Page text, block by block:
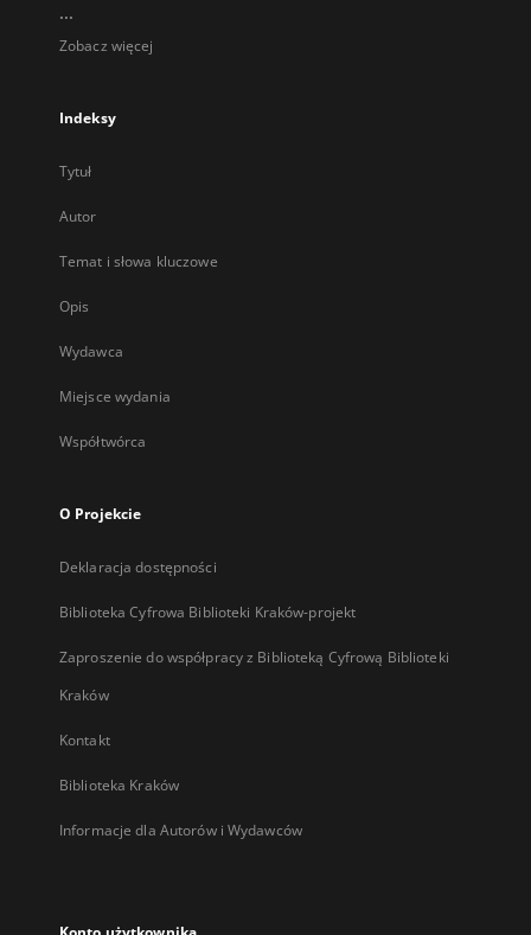
...
Zobacz więcej
Indeksy
Tytuł
Autor
Temat i słowa kluczowe
Opis
Wydawca
Miejsce wydania
Współtwórca
O Projekcie
Deklaracja dostępności
Biblioteka Cyfrowa Biblioteki Kraków-projekt
Zaproszenie do współpracy z Biblioteką Cyfrową Biblioteki
Kraków
Kontakt
Biblioteka Kraków
Informacje dla Autorów i Wydawców